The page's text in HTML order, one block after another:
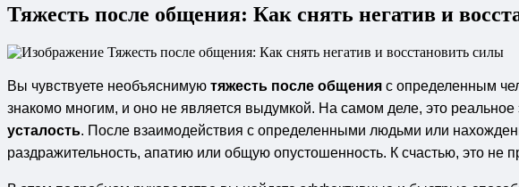
Тяжесть после общения: Как снять негатив и
Вы чувствуете необъяснимую тяжесть после общения с определенным
знакомо многим, и оно не является выдумкой. На самом деле, это реальное
усталость. После взаимодействия с определенными людьми или
раздражительность, апатию или общую опустошенность. К счастью, это